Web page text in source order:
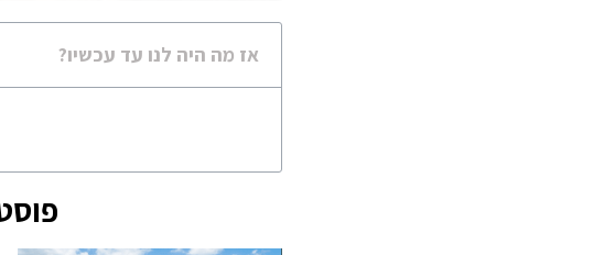
אז מה היה לנו עד עכשיו?